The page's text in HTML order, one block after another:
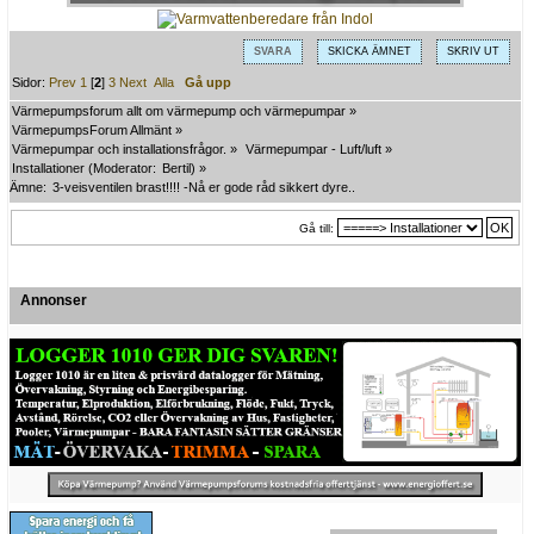
SVARA SKICKA ÄMNET SKRIV UT
Sidor: Prev 1 [2]3 Next Alla
Gå upp
Värmepumpsforum allt om värmepump och värmepumpar »
VärmepumpsForum Allmänt »
Värmepumpar och installationsfrågor. » Värmepumpar - Luft/luft »
Installationer (Moderator: Bertil) »
Ämne: 3-veisventilen brast!!!! -Nå er gode råd sikkert dyre..
Gå till:
Annonser